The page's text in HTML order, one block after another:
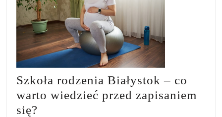
Szkoła rodzenia Białystok – co
warto wiedzieć przed zapisaniem
się?